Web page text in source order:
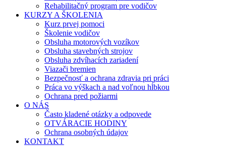
Rehabilitačný program pre vodičov
KURZY A ŠKOLENIA
Kurz prvej pomoci
Školenie vodičov
Obsluha motorových vozíkov
Obsluha stavebných strojov
Obsluha zdvíhacích zariadení
Viazači bremien
Bezpečnosť a ochrana zdravia pri práci
Práca vo výškach a nad voľnou hĺbkou
Ochrana pred požiarmi
O NÁS
Často kladené otázky a odpovede
OTVÁRACIE HODINY
Ochrana osobných údajov
KONTAKT